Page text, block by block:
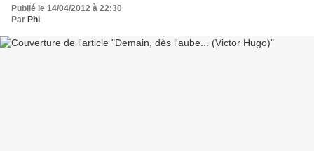
Publié le 14/04/2012 à 22:30
Par Phi